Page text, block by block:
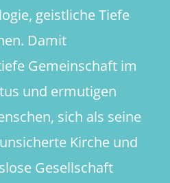
geistliche Tiefe
Damit
Gemeinschaft im
und ermutigen
sich als seine
Kirche und
Gesellschaft